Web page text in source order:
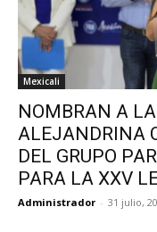
Mexicali
NOMBRAN A
ALEJANDRINA
DEL GRUPO
PARA LA XXV
Administrador - 31 julio,